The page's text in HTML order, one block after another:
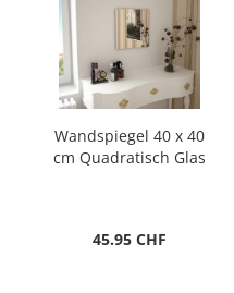
Wandspiegel 40 x 40
cm Quadratisch Glas
45.95 CHF